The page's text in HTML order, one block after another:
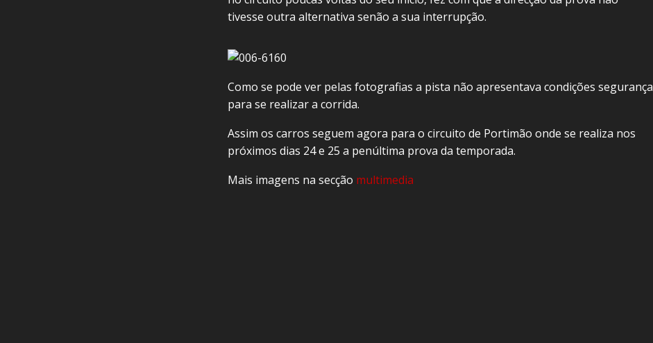
tivesse outra alternativa senão a sua interrupção.
Como se pode ver pelas fotografias a pista não apresentava condições segurança
para se realizar a corrida.
Assim os carros seguem agora para o circuito de Portimão onde se realiza nos
próximos dias 24 e 25 a penúltima prova da temporada.
Mais imagens na secção multimedia